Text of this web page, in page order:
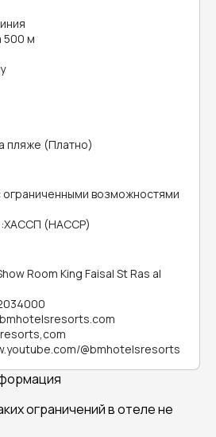
500 м
пляже (Платно)
возможностями
:ХАССП (HACCP)
Room King Faisal St Ras al
@bmhotelsresorts
ограничений в отеле не